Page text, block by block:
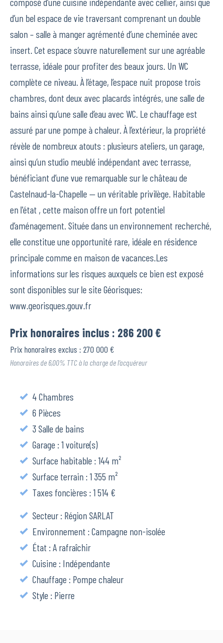
d’un bel espace de vie traversant comprenant un double
salon – salle à manger agrémenté d’une cheminée avec
insert. Cet espace s’ouvre naturellement sur une agréable
terrasse, idéale pour profiter des beaux jours. Un WC
complète ce niveau. À l’étage, l’espace nuit propose trois
chambres, dont deux avec placards intégrés, une salle de
bains ainsi qu’une salle d’eau avec WC. Le chauffage est
assuré par une pompe à chaleur. À l’extérieur, la propriété
révèle de nombreux atouts : plusieurs ateliers, un garage,
ainsi qu’un studio meublé indépendant avec terrasse,
bénéficiant d’une vue remarquable sur le château de
Castelnaud-la-Chapelle — un véritable privilège. Habitable
en l'état , cette maison offre un fort potentiel
d’aménagement. Située dans un environnement recherché,
elle constitue une opportunité rare, idéale en résidence
principale comme en maison de vacances.Les
informations sur les risques auxquels ce bien est exposé
sont disponibles sur le site Géorisques:
www.georisques.gouv.fr
Prix honoraires inclus : 286 200 €
Prix honoraires exclus : 270 000 €
Honoraires de 6,00% TTC à la charge de l’acquéreur
4 Chambres
6 Pièces
3 Salle de bains
Garage : 1 voiture(s)
Surface habitable : 144 m²
Surface terrain : 1 355 m²
Taxes foncières : 1 514 €
Secteur : Région SARLAT
Environnement : Campagne non-isolée
État : A rafraîchir
Cuisine : Indépendante
Chauffage : Pompe chaleur
Style : Pierre